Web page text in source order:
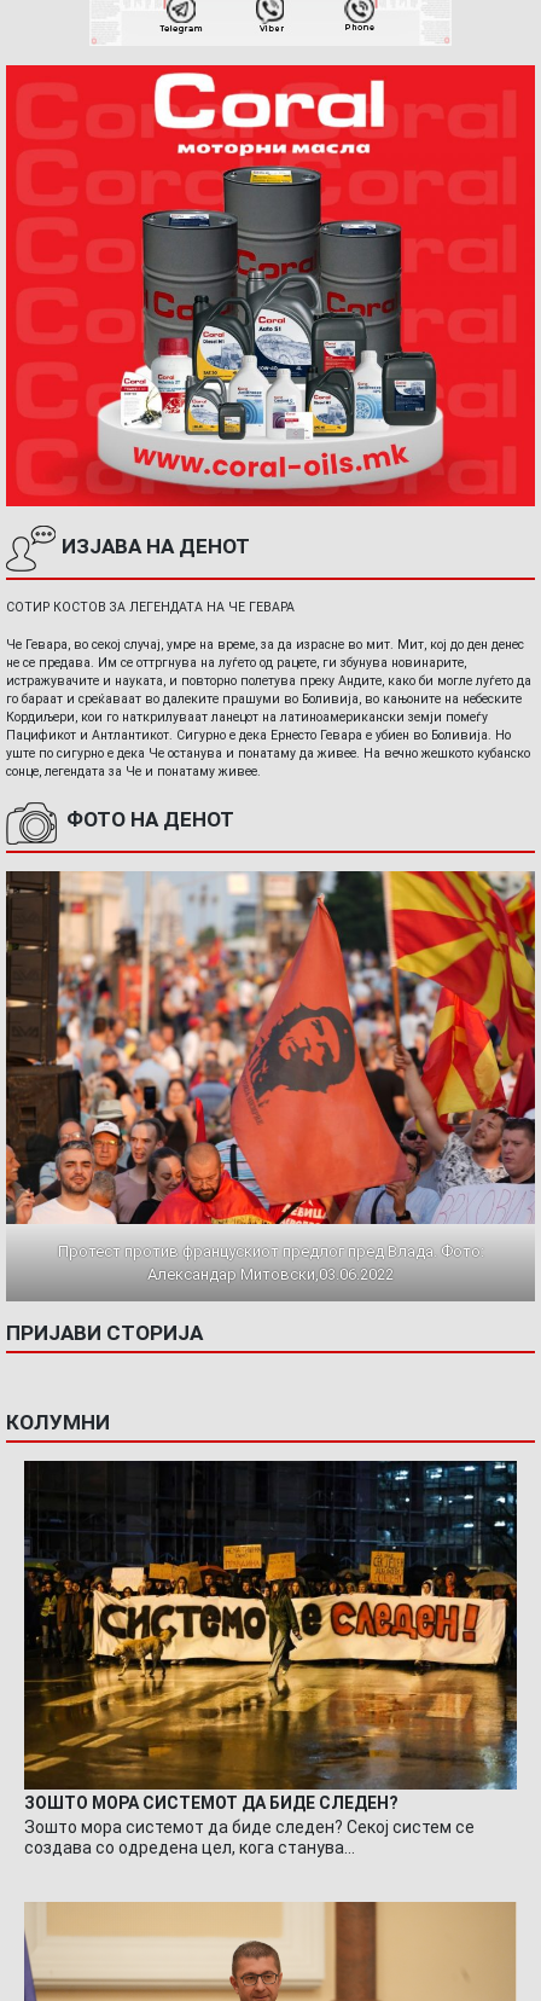
ИЗЈАВА НА ДЕНОТ
СОТИР КОСТОВ ЗА ЛЕГЕНДАТА НА ЧЕ ГЕВАРА
Че Гевара, во секој случај, умре на време, за да израсне во мит. Мит, кој до ден денес
не се предава. Им се оттргнува на луѓето од рацете, ги збунува новинарите,
истражувачите и науката, и повторно полетува преку Андите, како би могле луѓето да
го бараат и среќаваат во далеките прашуми во Боливија, во кањоните на небеските
Кордиљери, кои го наткрилуваат ланецот на латиноамерикански земји помеѓу
Пацификот и Антлантикот. Сигурно е дека Ернесто Гевара е убиен во Боливија. Но
уште по сигурно е дека Че останува и понатаму да живее. На вечно жешкото кубанско
сонце, легендата за Че и понатаму живее.
ФОТО НА ДЕНОТ
Протест против францускиот предлог пред Влада. Фото:
Александар Митовски,03.06.2022
ПРИЈАВИ СТОРИЈА
КОЛУМНИ
ЗОШТО МОРА СИСТЕМОТ ДА БИДЕ СЛЕДЕН?
Зошто мора системот да биде следен? Секој систем се
создава со одредена цел, кога станува…